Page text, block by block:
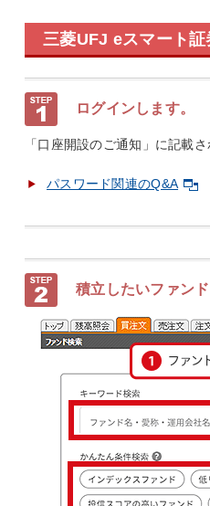
三菱UFJ eスマート
ログインします。
「口座開設のご通知」に記載
パスワード関連のQ&A
積立したいファン